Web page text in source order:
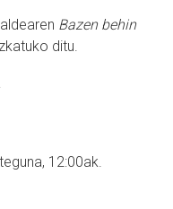
Bazen behin
ditu.
12:00ak.